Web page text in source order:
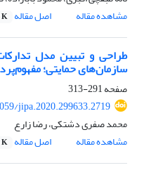
مشاهده مقاله
اصل مقاله K
طراحی و تبیین مدل
سازمان‌های حمایتی؛
صفحه291-313
jipa.2020.299633.2719
محمد صفری دشتکی، رضا زارع
مشاهده مقاله
اصل مقاله K